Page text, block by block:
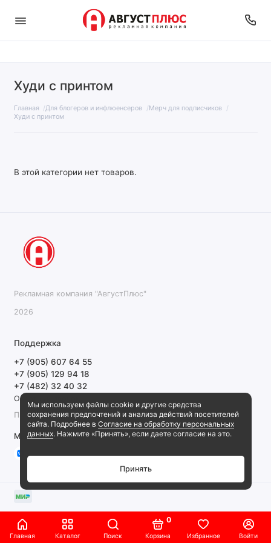
Главная Каталог Поиск Корзина
0
Избранное Войти
Худи с принтом
Главная Для блогеров и инфлюенсеров
Мерч для подписчиков
Худи с принтом
В этой категории нет товаров.
Мы используем файлы cookie и другие средства
сохранения предпочтений и анализа действий посетителей
сайта. Подробнее в Согласие на обработку персональных
данных. Нажмите «Принять», если даете согласие на это.
Принять
Рекламная компания "АвгустПлюс"
2026
Поддержка
+7 (905) 607 64 55
+7 (905) 129 94 18
+7 (482) 32 40 32
Обратный звонок
ПН-ПТ 9:00-18:00 СБ, ВС выходной
Мы в сети